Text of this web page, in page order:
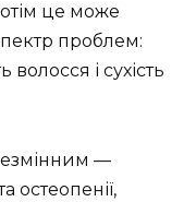
це може
проблем:
волосся і сухість
—
остеопенії,